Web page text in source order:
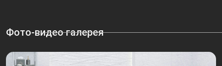
Фото-видео галерея